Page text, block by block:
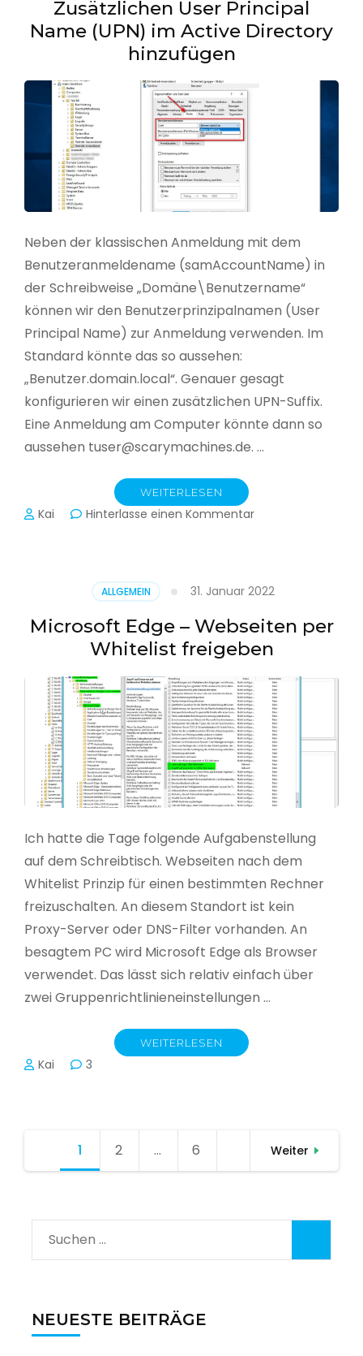
Zusätzlichen User Principal
Name (UPN) im Active Directory
hinzufügen
Neben der klassischen Anmeldung mit dem
Benutzeranmeldename (samAccountName) in
der Schreibweise „Domäne\Benutzername“
können wir den Benutzerprinzipalnamen (User
Principal Name) zur Anmeldung verwenden. Im
Standard könnte das so aussehen:
„Benutzer.domain.local“. Genauer gesagt
konfigurieren wir einen zusätzlichen UPN-Suffix.
Eine Anmeldung am Computer könnte dann so
aussehen tuser@scarymachines.de. …
WEITERLESEN
Kai Hinterlasse einen Kommentarzu
(UPN)
im
Active
Directory
ALLGEMEIN 31. Januar 2022
Microsoft Edge – Webseiten per
Whitelist freigeben
Ich hatte die Tage folgende Aufgabenstellung
auf dem Schreibtisch. Webseiten nach dem
Whitelist Prinzip für einen bestimmten Rechner
freizuschalten. An diesem Standort ist kein
Proxy-Server oder DNS-Filter vorhanden. An
besagtem PC wird Microsoft Edge als Browser
verwendet. Das lässt sich relativ einfach über
zwei Gruppenrichtlinieneinstellungen …
WEITERLESEN
Kai 3
Seitennummerierung
1 Seite
2 … Seite
6 Weiter
Suchen
nach:
NEUESTE BEITRÄGE